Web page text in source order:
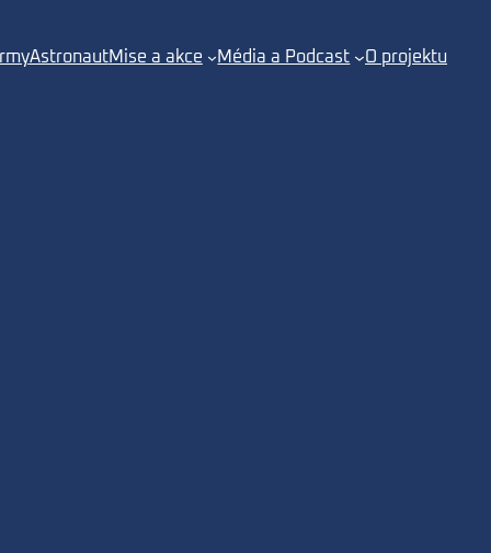
AstronautMise a akce Média a Podcast O projektu